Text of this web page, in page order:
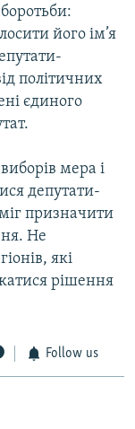
його ім’я
політичних
єдиного
мера і
депутати-
призначити
Не
які
рішення
Follow us